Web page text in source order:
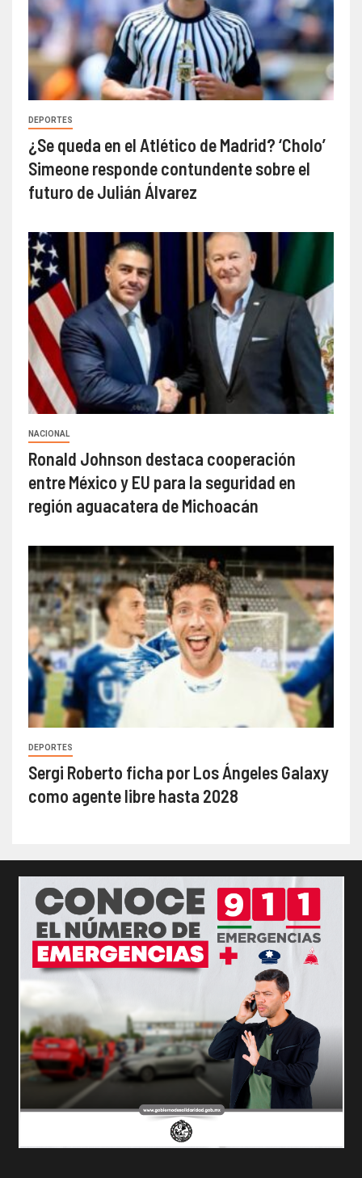
DEPORTES
¿Se queda en el Atlético de Madrid? ‘Cholo’
Simeone responde contundente sobre el
futuro de Julián Álvarez
NACIONAL
Ronald Johnson destaca cooperación
entre México y EU para la seguridad en
región aguacatera de Michoacán
DEPORTES
Sergi Roberto ficha por Los Ángeles Galaxy
como agente libre hasta 2028